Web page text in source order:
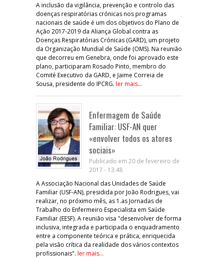
A inclusão da vigilância, prevenção e controlo das
doenças respiratórias crónicas nos programas
nacionais de saúde é um dos objetivos do Plano de
Ação 2017-2019 da Aliança Global contra as
Doenças Respiratórias Crónicas (GARD), um projeto
da Organização Mundial de Saúde (OMS). Na reunião
que decorreu em Genebra, onde foi aprovado este
plano, participaram Rosado Pinto, membro do
Comité Executivo da GARD, e Jaime Correia de
Sousa, presidente do IPCRG. ler mais...
Enfermagem de Saúde
Familiar: USF-AN quer
«envolver todos os atores
sociais»
Publicado em 20 de fevereiro de
2017 - 13:48
A Associação Nacional das Unidades de Saúde
Familiar (USF-AN), presidida por João Rodrigues, vai
realizar, no próximo mês, as 1.as Jornadas de
Trabalho do Enfermeiro Especialista em Saúde
Familiar (EESF). A reunião visa "desenvolver de forma
inclusiva, integrada e participada o enquadramento
entre a componente teórica e prática, enriquecida
pela visão crítica da realidade dos vários contextos
profissionais". ler mais...